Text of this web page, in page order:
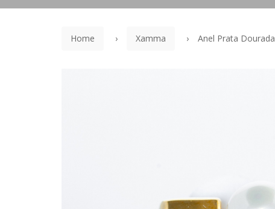
Home Xamma Anel Prata Dourada